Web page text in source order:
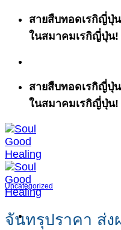
ข้าม
สายสืบทอดเรกิญี่ปุ่
ในสมาคมเรกิญี่ปุ่น!
สายสืบทอดเรกิญี่ปุ่
ในสมาคมเรกิญี่ปุ่น!
Uncategorized
จันทรุปราคา ส่ง